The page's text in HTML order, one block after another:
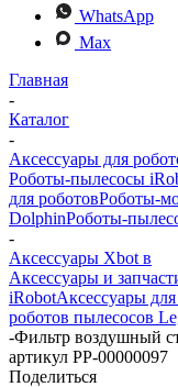
WhatsApp
Max
Главная
-
Каталог
-
Аксессуары для
Роботы-пылесосы
для роботовРоботы-
DolphinРоботы-
-
Аксессуары Xbot в
Аксессуары и
iRobotАксессуары
роботов пылесосов
-Фильтр воздушный
артикул РР-00000097
Поделиться